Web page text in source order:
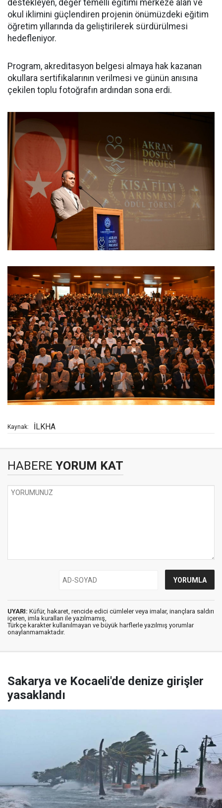
destekleyen, değer temelli eğitimi merkeze alan ve
okul iklimini güçlendiren projenin önümüzdeki eğitim
öğretim yıllarında da geliştirilerek sürdürülmesi
hedefleniyor.
Program, akreditasyon belgesi almaya hak kazanan
okullara sertifikalarının verilmesi ve günün anısına
çekilen toplu fotoğrafın ardından sona erdi.
Kaynak: İLKHA
HABERE YORUM KAT
UYARI: Küfür, hakaret, rencide edici cümleler veya imalar, inançlara saldırı
içeren, imla kuralları ile yazılmamış,
Türkçe karakter kullanılmayan ve büyük harflerle yazılmış yorumlar
onaylanmamaktadır.
Sakarya ve Kocaeli'de denize girişler
yasaklandı